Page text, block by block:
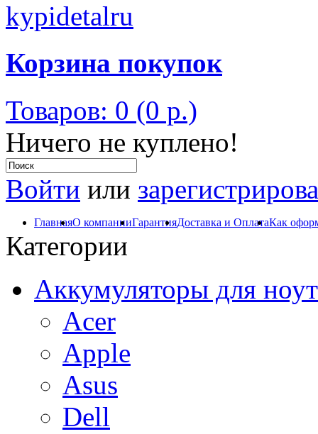
kypidetalru
Корзина покупок
Товаров: 0 (0 р.)
Ничего не куплено!
Войти или
ГлавнаяО компанииГарантияДоставка и ОплатаКак
Категории
Аккумуляторы для
Acer
Apple
Asus
Dell